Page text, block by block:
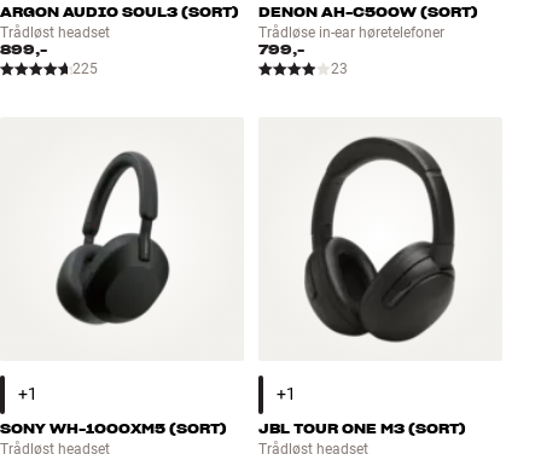
Find Butik
Kundeservice
Log ind
ARGON AUDIO SOUL3 (SORT)
Trådløst headset
899,-
225
DENON AH-C500W (SORT)
Trådløse in-ear høretelefoner
799,-
23
SONY WH-1000XM5 (SORT)
Trådløst headset
JBL TOUR ONE M3 (SORT)
Trådløst headset